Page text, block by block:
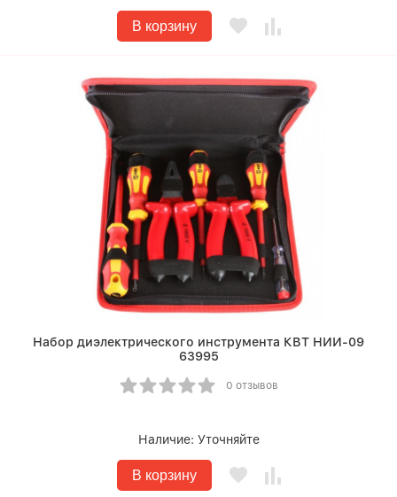
В корзину
Набор диэлектрического инструмента КВТ НИИ-09
63995
0 отзывов
Наличие: Уточняйте
В корзину